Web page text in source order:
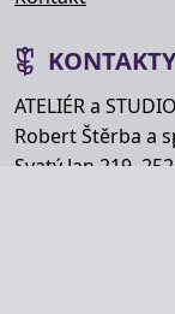
KONTAKTY
ATELIÉR a
Robert Štěrba a
Svatý Jan 219,